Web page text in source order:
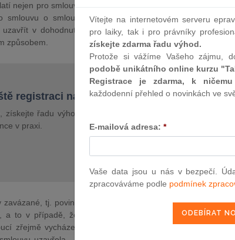
nejen pro smlouvu, ve které se smluvní strany dohodnou
smlouvu o smlouvě budoucí, jejímž předmětem je
uzavřít v dohodnuté době smlouvu, jejíž obsah je
způsobem.
registraci na epravo.cz?
získejte řadu výhod a jako dárek Vám zašleme aktuální
v praxi.
zavázané, tj. povinnost uzavřít smlouvu, na které se smluvní
a to v případě, že se okolnosti, z nichž stranypři vzniku
zřejmě vycházely, změnily do té míry, že na zavázané
Vítejte na internetovém serveru
pro laiky, tak i pro právníky
získejte zdarma řadu výhod.
Protože si vážíme Vašeho zájmu,
podobě unikátního online kurzu
Registrace je zdarma, k ničemu
každodenní přehled o novinkách ve
E-mailová adresa: *
Vaše data jsou u nás v bezpečí.
zpracováváme podle podmínek